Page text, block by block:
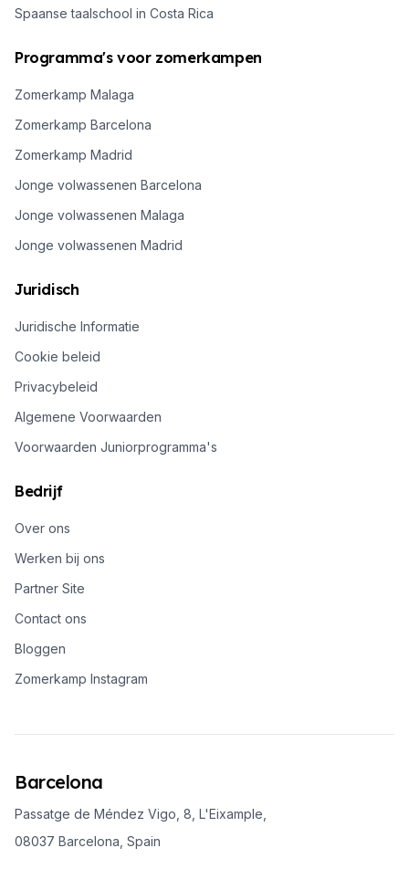
Spaanse taalschool in Costa Rica
Programma's voor zomerkampen
Zomerkamp Malaga
Zomerkamp Barcelona
Zomerkamp Madrid
Jonge volwassenen Barcelona
Jonge volwassenen Malaga
Jonge volwassenen Madrid
Juridisch
Juridische Informatie
Cookie beleid
Privacybeleid
Algemene Voorwaarden
Voorwaarden Juniorprogramma's
Bedrijf
Over ons
Werken bij ons
Partner Site
Contact ons
Bloggen
Zomerkamp Instagram
Barcelona
Passatge de Méndez Vigo, 8, L'Eixample,
08037 Barcelona, Spain